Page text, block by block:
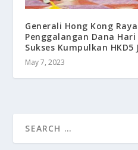
Generali Hong Kong
Penggalangan Dana Hari
Sukses Kumpulkan HKD5
May 7, 2023